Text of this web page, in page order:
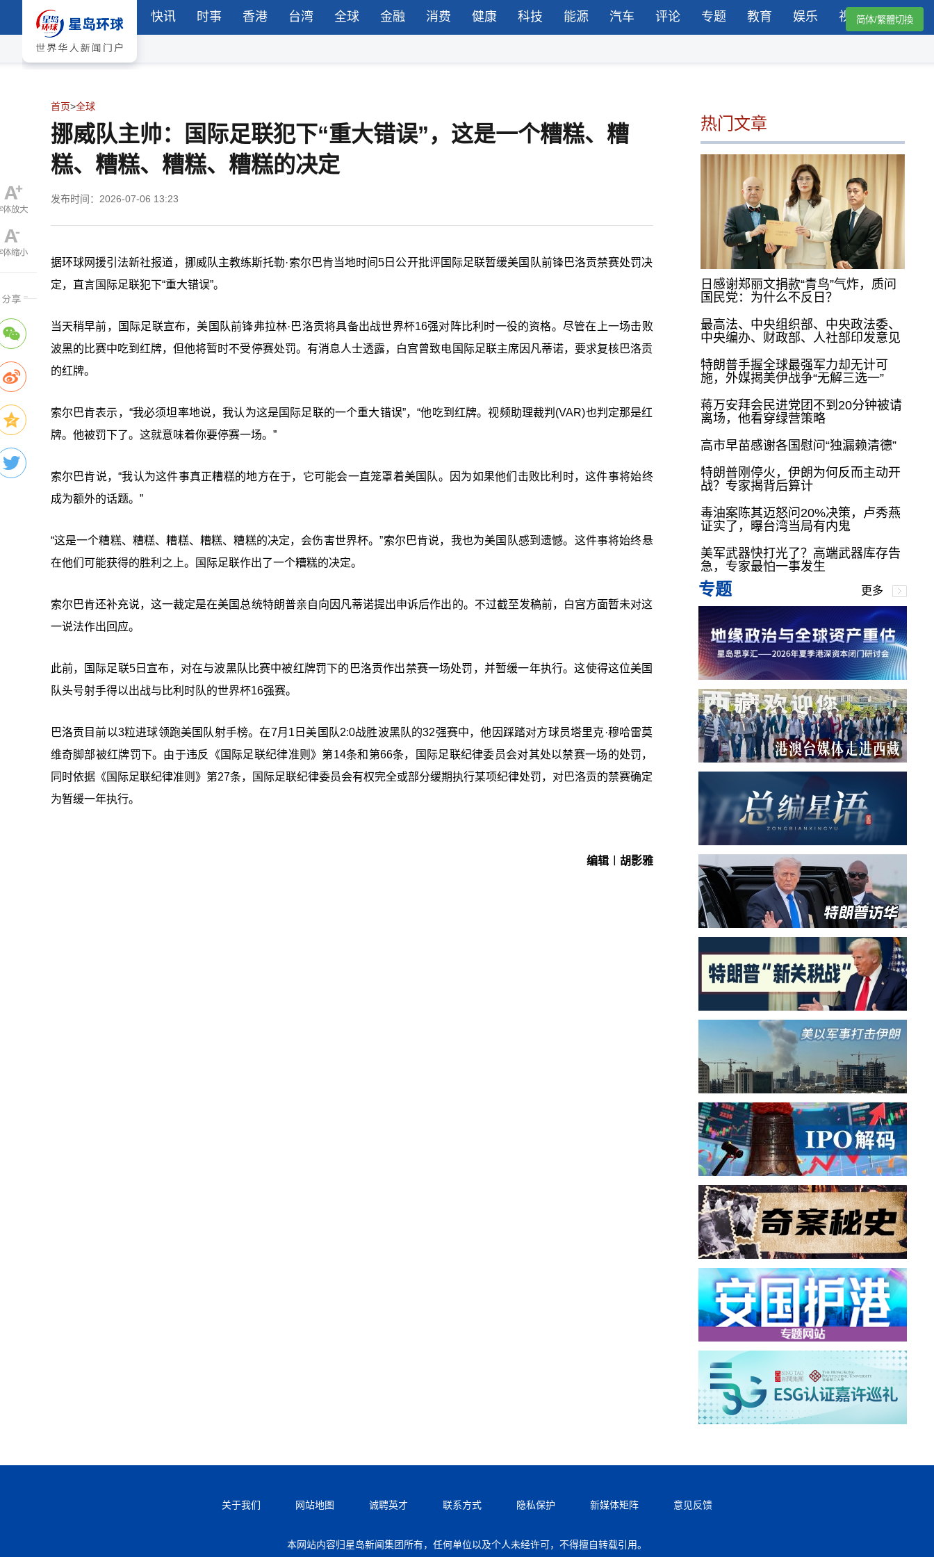
快讯 时事 香港 台湾 全球 金融 消费 健康 科技 能源 汽车 评论 专题 教育 娱乐 视频简体/繁體切換
首页>全球
挪威队主帅：国际足联犯下“重大错误”，这是一个糟糕、糟
糕、糟糕、糟糕、糟糕的决定
发布时间：2026-07-06 13:23
据环球网援引法新社报道，挪威队主教练斯托勒·索尔巴肯当地时间5日公开批评国际足联暂缓美国队前锋巴洛贡禁赛处罚决
定，直言国际足联犯下“重大错误”。
当天稍早前，国际足联宣布，美国队前锋弗拉林·巴洛贡将具备出战世界杯16强对阵比利时一役的资格。尽管在上一场击败
波黑的比赛中吃到红牌，但他将暂时不受停赛处罚。有消息人士透露，白宫曾致电国际足联主席因凡蒂诺，要求复核巴洛贡
的红牌。
索尔巴肯表示，“我必须坦率地说，我认为这是国际足联的一个重大错误”，“他吃到红牌。视频助理裁判(VAR)也判定那是红
牌。他被罚下了。这就意味着你要停赛一场。”
索尔巴肯说，“我认为这件事真正糟糕的地方在于，它可能会一直笼罩着美国队。因为如果他们击败比利时，这件事将始终
成为额外的话题。”
“这是一个糟糕、糟糕、糟糕、糟糕、糟糕的决定，会伤害世界杯。”索尔巴肯说，我也为美国队感到遗憾。这件事将始终悬
在他们可能获得的胜利之上。国际足联作出了一个糟糕的决定。
索尔巴肯还补充说，这一裁定是在美国总统特朗普亲自向因凡蒂诺提出申诉后作出的。不过截至发稿前，白宫方面暂未对这
一说法作出回应。
此前，国际足联5日宣布，对在与波黑队比赛中被红牌罚下的巴洛贡作出禁赛一场处罚，并暂缓一年执行。这使得这位美国
队头号射手得以出战与比利时队的世界杯16强赛。
巴洛贡目前以3粒进球领跑美国队射手榜。在7月1日美国队2:0战胜波黑队的32强赛中，他因踩踏对方球员塔里克·穆哈雷莫
维奇脚部被红牌罚下。由于违反《国际足联纪律准则》第14条和第66条，国际足联纪律委员会对其处以禁赛一场的处罚，
同时依据《国际足联纪律准则》第27条，国际足联纪律委员会有权完全或部分缓期执行某项纪律处罚，对巴洛贡的禁赛确定
为暂缓一年执行。
编辑︱胡影雅
热门文章
日感谢郑丽文捐款“青鸟”气炸，质问
国民党：为什么不反日？
最高法、中央组织部、中央政法委、
中央编办、财政部、人社部印发意见
特朗普手握全球最强军力却无计可
施，外媒揭美伊战争“无解三选一”
蒋万安拜会民进党团不到20分钟被请
离场，他看穿绿营策略
高市早苗感谢各国慰问“独漏赖清德”
特朗普刚停火，伊朗为何反而主动开
战？专家揭背后算计
毒油案陈其迈怒问20%决策，卢秀燕
证实了，曝台湾当局有内鬼
美军武器快打光了？高端武器库存告
急，专家最怕一事发生
专题 更多
关于我们 网站地图 诚聘英才 联系方式 隐私保护 新媒体矩阵 意见反馈
本网站内容归星岛新闻集团所有，任何单位以及个人未经许可，不得擅自转载引用。